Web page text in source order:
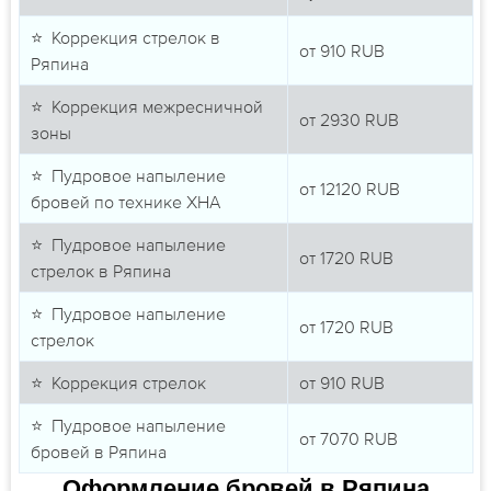
⭐ Коррекция стрелок в
Ряпина
от 910 RUB
⭐ Коррекция межресничной
зоны
от 2930 RUB
⭐ Пудровое напыление
бровей по технике ХНА
от 12120 RUB
⭐ Пудровое напыление
стрелок в Ряпина
от 1720 RUB
⭐ Пудровое напыление
стрелок
от 1720 RUB
⭐ Коррекция стрелок от 910 RUB
⭐ Пудровое напыление
бровей в Ряпина
от 7070 RUB